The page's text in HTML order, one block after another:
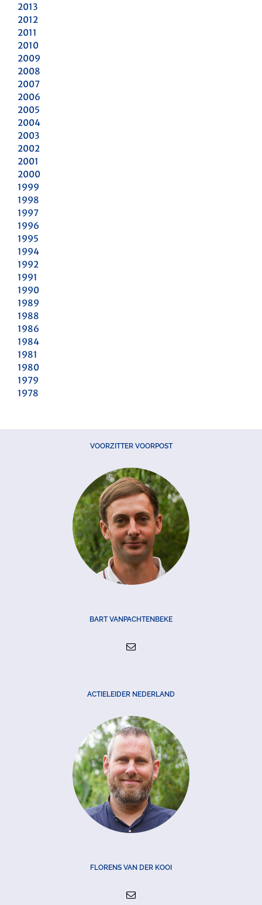
2013
2012
2011
2010
2009
2008
2007
2006
2005
2004
2003
2002
2001
2000
1999
1998
1997
1996
1995
1994
1992
1991
1990
1989
1988
1986
1984
1981
1980
1979
1978
VOORZITTER VOORPOST
BART VANPACHTENBEKE
ACTIELEIDER NEDERLAND
FLORENS VAN DER KOOI